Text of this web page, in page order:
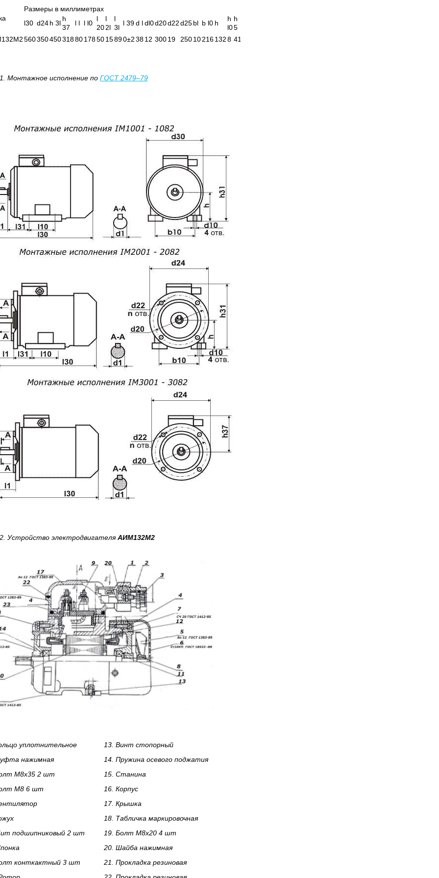
Размеры в миллиметрах
l30 d24 h 3l
h
37
l l l l0
l
20
l
2l
l
3l
l 39 d l dl0d20d22d25 bl b l0 h
h
l0
h
5
56035045031880 17850 15890±238 12 300 19 250 10 216 1328 41
Монтажное исполнение по ГОСТ 2479–79
Устройство электродвигателяАИМ132M2
уплотнительное 13. Винт стопорный
нажимная
14. Пружина осевого поджатия
М8х35 2 шт
15. Станина
М8 6 шт
16. Корпус
17. Крышка
18. Табличка маркировочная
подшипниковый 2 шт
19. Болт М8х20 4 шт
20. Шайба нажимная
конткактный 3 шт
21.
Прокладка резиновая